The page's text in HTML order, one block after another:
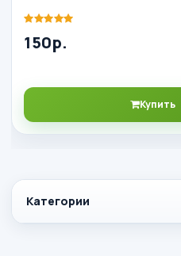
Категории
150р.
Купить